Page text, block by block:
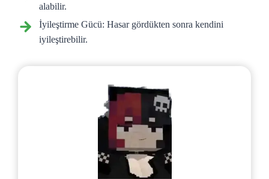
alabilir.
İyileştirme Gücü: Hasar gördükten sonra kendini
iyileştirebilir.